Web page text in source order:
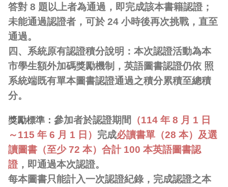
答對 8 題以上者為通過，即完成該本書籍認證；
未能通過認證者，可於 24 小時後再次挑戰，直至
通過。
四、系統原有認證積分說明：本次認證活動為本
市學生額外加碼獎勵機制，英語圖書認證仍依 照
系統端既有單本圖書認證通過之積分累積至總積
分。
獎勵標準： 參加者於認證期間 （114 年 8 月 1 日
～115 年 6 月 1 日） 完成必讀書單（28 本）及選
讀圖書（至少 72 本）合計 100 本英語圖書認
證，即通過本次認證。
每本圖書只能計入一次認證紀錄，完成認證之本